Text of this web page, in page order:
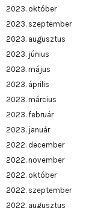
2023. október
2023. szeptember
2023. augusztus
2023. június
2023. május
2023. április
2023. március
2023. február
2023. január
2022. december
2022. november
2022. október
2022. szeptember
2022. augusztus